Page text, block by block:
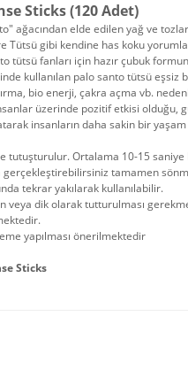
Sticks (120 Adet)
ağacından elde edilen yağ ve
Tütsü gibi kendine has koku
tütsü fanları için hazır çubuk
kullanılan palo santo tütsü eşsiz
bio enerji, çakra açma vb.
üzerinde pozitif etkisi olduğu,
insanların daha sakin bir
tutuşturulur. Ortalama 10-15
tamamen
tekrar yakılarak kullanılabilir.
veya dik olarak tutturulması
yapılması önerilmektedir
Sticks